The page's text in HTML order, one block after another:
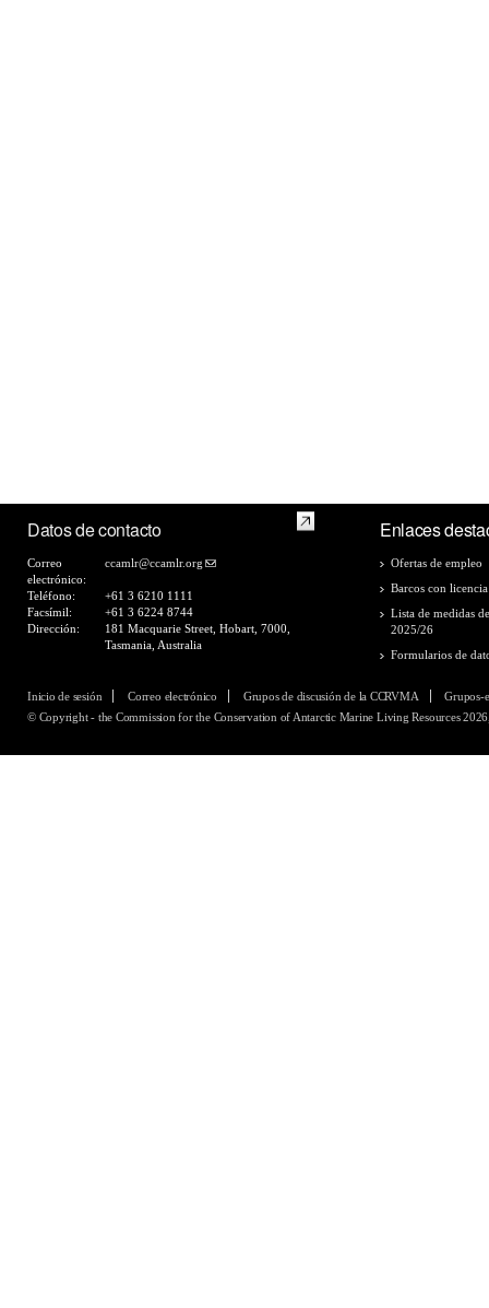
Datos de contacto
Correo
electrónico:
ccamlr@ccamlr.org
Teléfono:
+61 3 6210 1111
Facsímil:
+61 3 6224 8744
Dirección:
181 Macquarie Street, Hobart, 7000,
Tasmania, Australia
Enlaces
Ofertas de empleo
Barcos con
Lista de medidas
2025/26
Formularios de
Inicio de sesión Correo electrónico Grupos de discusión de la CCRVMA
Grupos-
© Copyright - the Commission for the Conservation of Antarctic Marine Living Resources